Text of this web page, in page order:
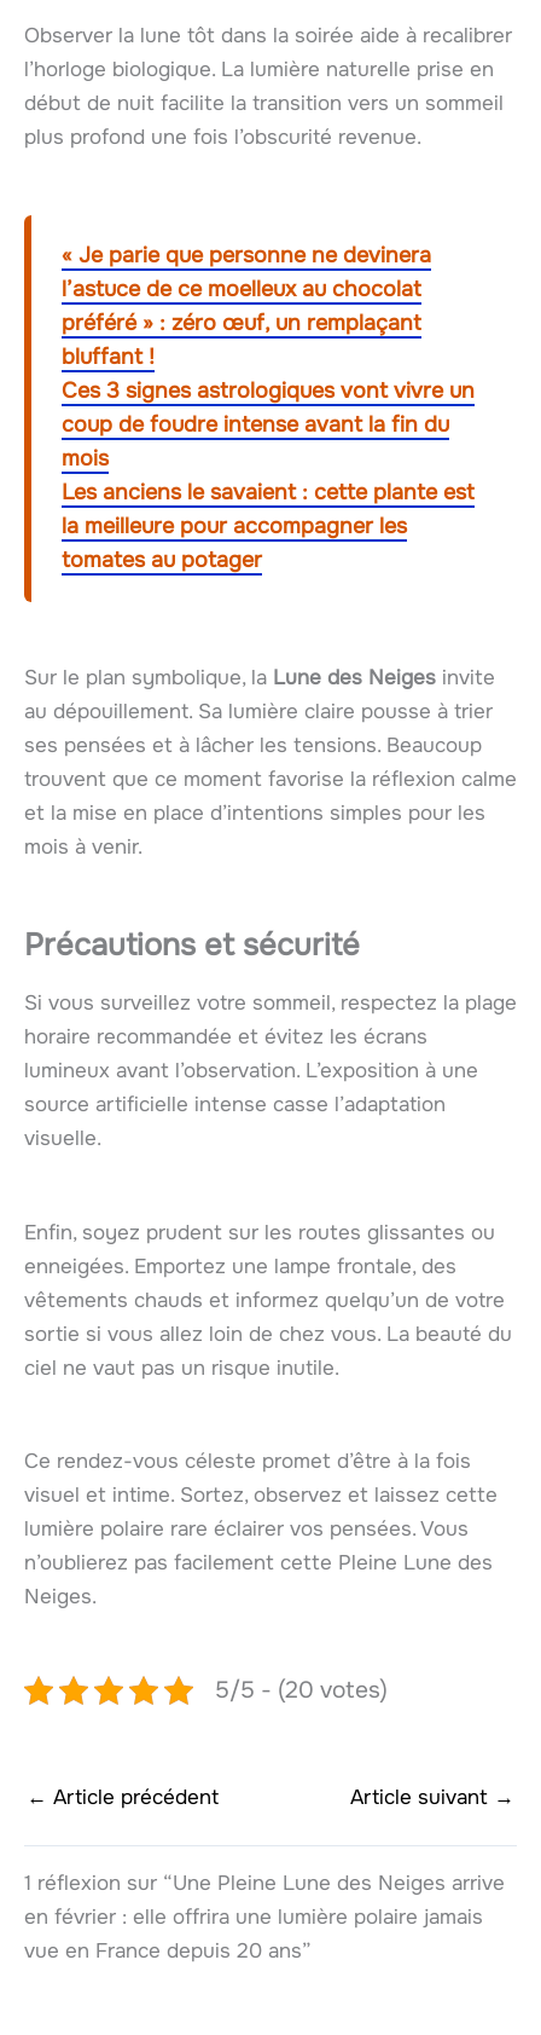
Observer la lune tôt dans la soirée aide à recalibrer
l’horloge biologique. La lumière naturelle prise en
début de nuit facilite la transition vers un sommeil
plus profond une fois l’obscurité revenue.
« Je parie que personne ne devinera
l’astuce de ce moelleux au chocolat
préféré » : zéro œuf, un remplaçant
bluffant !
Ces 3 signes astrologiques vont vivre un
coup de foudre intense avant la fin du
mois
Les anciens le savaient : cette plante est
la meilleure pour accompagner les
tomates au potager
Sur le plan symbolique, la Lune des Neiges invite
au dépouillement. Sa lumière claire pousse à trier
ses pensées et à lâcher les tensions. Beaucoup
trouvent que ce moment favorise la réflexion calme
et la mise en place d’intentions simples pour les
mois à venir.
Précautions et sécurité
Si vous surveillez votre sommeil, respectez la plage
horaire recommandée et évitez les écrans
lumineux avant l’observation. L’exposition à une
source artificielle intense casse l’adaptation
visuelle.
Enfin, soyez prudent sur les routes glissantes ou
enneigées. Emportez une lampe frontale, des
vêtements chauds et informez quelqu’un de votre
sortie si vous allez loin de chez vous. La beauté du
ciel ne vaut pas un risque inutile.
Ce rendez-vous céleste promet d’être à la fois
visuel et intime. Sortez, observez et laissez cette
lumière polaire rare éclairer vos pensées. Vous
n’oublierez pas facilement cette Pleine Lune des
Neiges.
5/5 - (20 votes)
← Article précédent Article suivant →
1 réflexion sur “Une Pleine Lune des Neiges arrive
en février : elle offrira une lumière polaire jamais
vue en France depuis 20 ans”